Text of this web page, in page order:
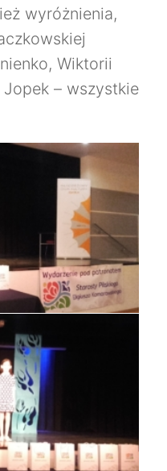
wyróżnienia,
Wiktorii
– wszystkie